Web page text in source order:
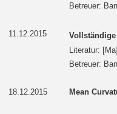
Betreuer:
11.12.2015
Literatur:
Betreuer:
18.12.2015 Mean